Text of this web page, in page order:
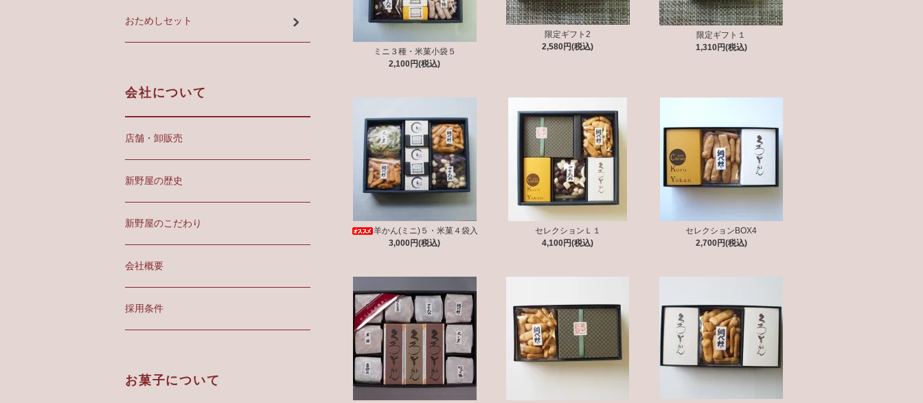
ミニ３種・米菓小袋５
2,100円(税込)
限定ギフト2
2,580円(税込)
限定ギフト１
1,310円(税込)
羊かん(ミニ)５・米菓４袋入
3,000円(税込)
セレクションＬ１
4,100円(税込)
セレクションBOX4
2,700円(税込)
おためしセット
会社について
店舗・卸販売
新野屋の歴史
新野屋のこだわり
会社概要
採用条件
お菓子について